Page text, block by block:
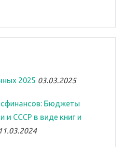
2025 03.03.2025
Бюджеты
и СССР в виде книг и
11.03.2024